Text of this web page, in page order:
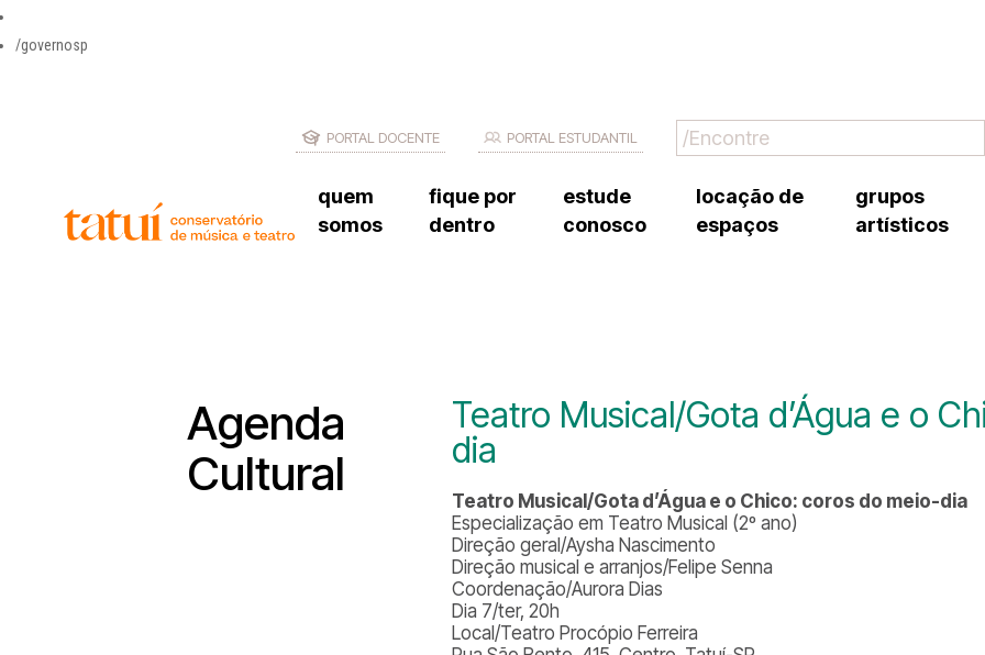
/governosp
PORTAL DOCENTE PORTAL ESTUDANTIL
quem
somos
fique por
dentro
estude
conosco
locação de
espaços
grupos
artísticos
trabalhe
Agenda
Cultural
Teatro Musical/Gota d’Água e o
dia
Teatro Musical/Gota d’Água e o Chico: coros do meio-dia
Especialização em Teatro Musical (2º ano)
Direção geral/Aysha Nascimento
Direção musical e arranjos/Felipe Senna
Coordenação/Aurora Dias
Dia 7/ter, 20h
Local/Teatro Procópio Ferreira